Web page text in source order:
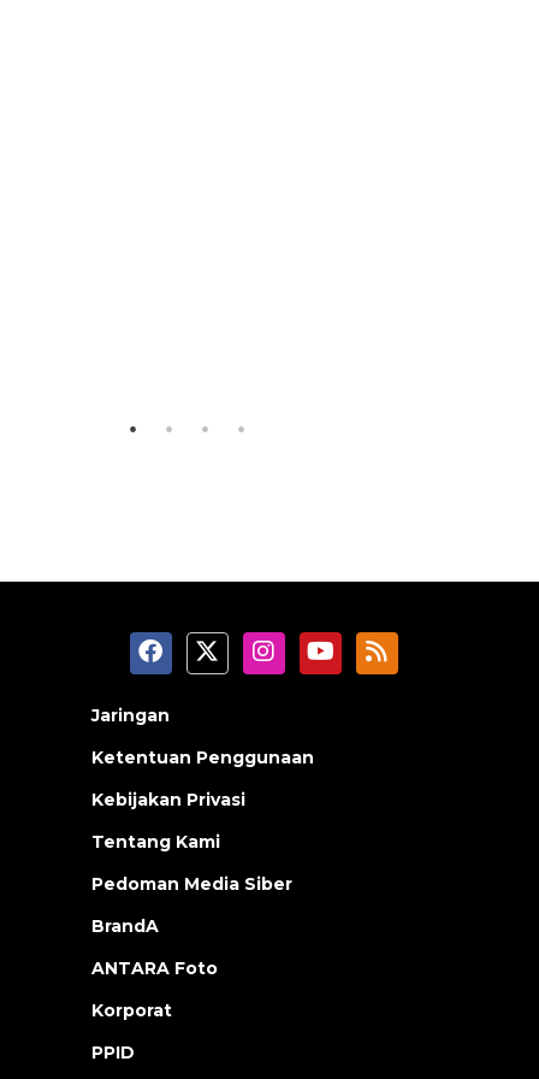
Jaringan
Ketentuan Penggunaan
Kebijakan Privasi
Tentang Kami
Pedoman Media Siber
BrandA
ANTARA Foto
Korporat
PPID